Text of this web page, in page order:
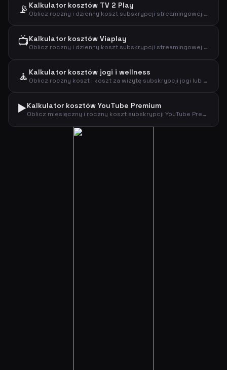
📡 Kalkulator kosztów TV 2 Play
Oblicz roczny i dzienny koszt subskrypcji streamingowej TV 2 Play.
📺Kalkulator kosztów Viaplay
Oblicz roczny i dzienny koszt subskrypcji streamingowej Viaplay.
🧘 Kalkulator kosztów jogi i wellness
Oblicz roczny koszt i koszt za wizytę subskrypcji jogi lub wellness.
▶️Kalkulator kosztów YouTube Premium
Oblicz miesięczny i roczny koszt subskrypcji YouTube Premium według typu planu.